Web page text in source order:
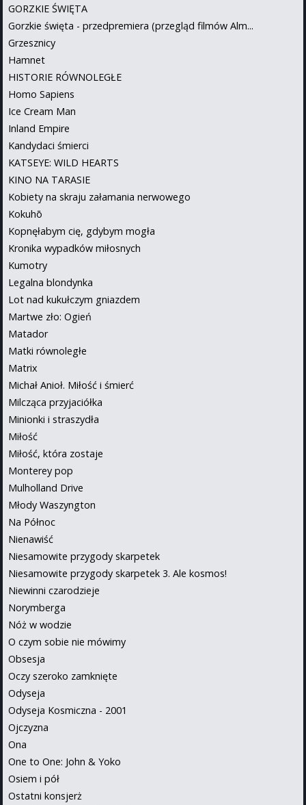
GORZKIE ŚWIĘTA
Gorzkie święta - przedpremiera (przegląd filmów Alm...
Grzesznicy
Hamnet
HISTORIE RÓWNOLEGŁE
Homo Sapiens
Ice Cream Man
Inland Empire
Kandydaci śmierci
KATSEYE: WILD HEARTS
KINO NA TARASIE
Kobiety na skraju załamania nerwowego
Kokuhō
Kopnęłabym cię, gdybym mogła
Kronika wypadków miłosnych
Kumotry
Legalna blondynka
Lot nad kukułczym gniazdem
Martwe zło: Ogień
Matador
Matki równoległe
Matrix
Michał Anioł. Miłość i śmierć
Milcząca przyjaciółka
Minionki i straszydła
Miłość
Miłość, która zostaje
Monterey pop
Mulholland Drive
Młody Waszyngton
Na Północ
Nienawiść
Niesamowite przygody skarpetek
Niesamowite przygody skarpetek 3. Ale kosmos!
Niewinni czarodzieje
Norymberga
Nóż w wodzie
O czym sobie nie mówimy
Obsesja
Oczy szeroko zamknięte
Odyseja
Odyseja Kosmiczna - 2001
Ojczyzna
Ona
One to One: John & Yoko
Osiem i pół
Ostatni konsjerż